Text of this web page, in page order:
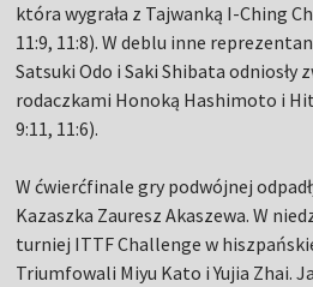
która wygrała z Tajwanką I-Ching
11:9, 11:8). W deblu inne
Satsuki Odo i Saki Shibata odniosły
rodaczkami Honoką Hashimoto i
9:11, 11:6).
W ćwierćfinale gry podwójnej
Kazaszka Zauresz Akaszewa. W
turniej ITTF Challenge w
Triumfowali Miyu Kato i Yujia Zhai.